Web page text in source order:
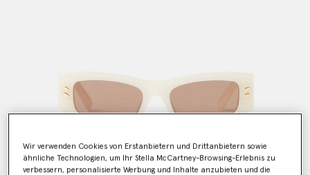
Wir verwenden Cookies von Erstanbietern und Drittanbietern sowie
ähnliche Technologien, um Ihr Stella McCartney-Browsing-Erlebnis zu
verbessern, personalisierte Werbung und Inhalte anzubieten und die